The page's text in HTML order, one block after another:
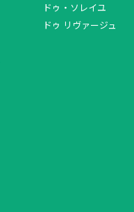
ドゥ・ソレイユ
ドゥ リヴァージュ